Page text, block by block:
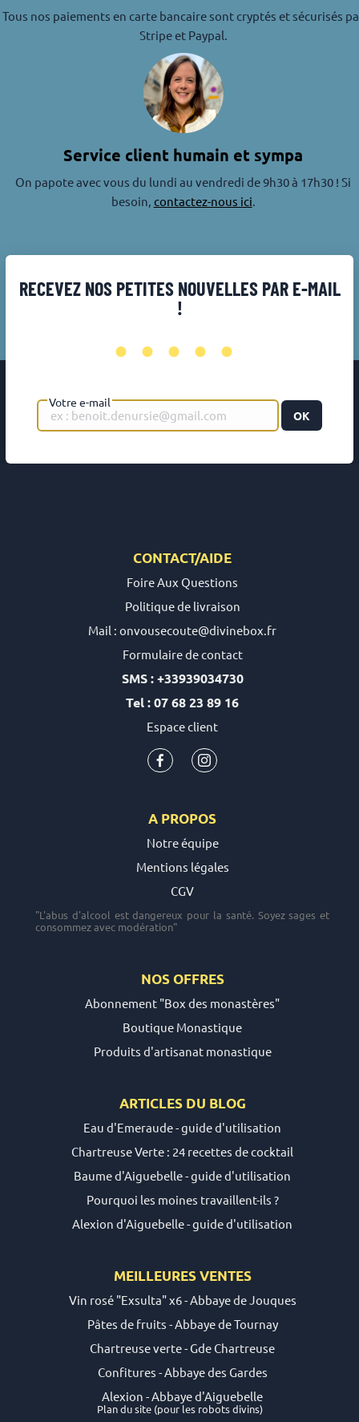
Tous nos paiements en carte bancaire sont cryptés et sécurisés
Stripe et Paypal.
Service client humain et sympa
On papote avec vous du lundi au vendredi de 9h30 à 17h30 ! Si
besoin, contactez-nous ici.
RECEVEZ NOS PETITES NOUVELLES PAR E-MAIL
!
•••••
Votre e-mail
OK
CONTACT/AIDE
Foire Aux Questions
Politique de livraison
Mail : onvousecoute@divinebox.fr
Formulaire de contact
SMS : +33939034730
Tel : 07 68 23 89 16
Espace client
A PROPOS
Notre équipe
Mentions légales
CGV
"L'abus d'alcool est dangereux pour la santé. Soyez sages et
consommez avec modération"
NOS OFFRES
Abonnement "Box des monastères"
Boutique Monastique
Produits d'artisanat monastique
ARTICLES DU BLOG
Eau d'Emeraude - guide d'utilisation
Chartreuse Verte : 24 recettes de cocktail
Baume d'Aiguebelle - guide d'utilisation
Pourquoi les moines travaillent-ils ?
Alexion d'Aiguebelle - guide d'utilisation
MEILLEURES VENTES
Vin rosé "Exsulta" x6 - Abbaye de Jouques
Pâtes de fruits - Abbaye de Tournay
Chartreuse verte - Gde Chartreuse
Confitures - Abbaye des Gardes
Alexion - Abbaye d'Aiguebelle
Plan du site(pour les robots divins)